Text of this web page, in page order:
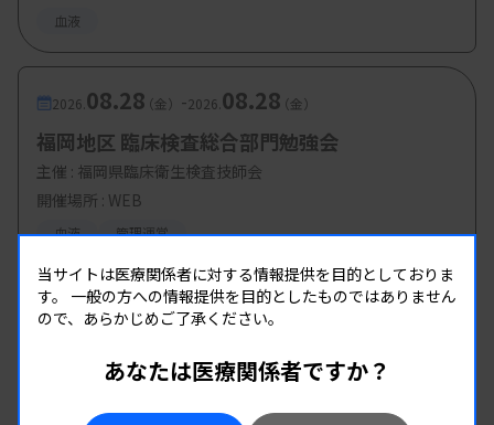
血液
2026. 08.28（金） -2026. 08.28（金）
福岡地区 臨床検査総合部門勉強会
主催 : 福岡県臨床衛生検査技師会
開催場所 : WEB
血液 管理運営
当サイトは医療関係者に対する情報提供を目的としておりま
す。 一般の方への情報提供を目的としたものではありません
ので、あらかじめご了承ください。
あなたは医療関係者ですか？